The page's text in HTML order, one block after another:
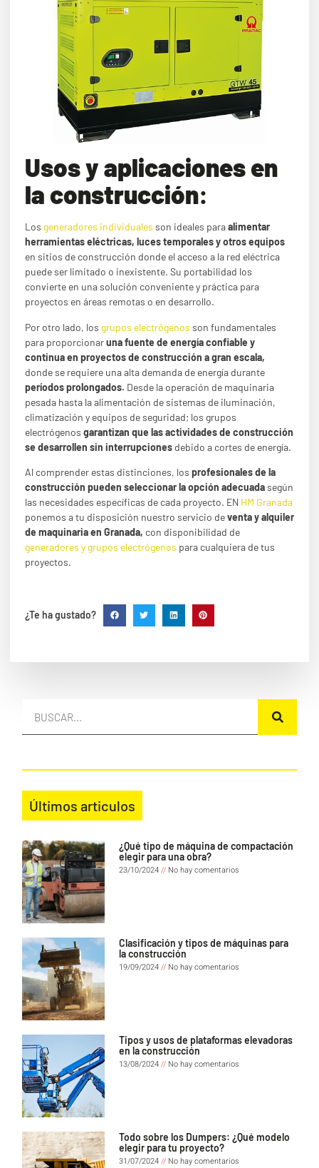
Usos y aplicaciones en
la construcción:
Los generadores individuales son ideales paraalimentar
herramientas eléctricas, luces temporales y otros equipos
en sitios de construcción donde el acceso a la red eléctrica
puede ser limitado o inexistente. Su portabilidad los
convierte en una solución conveniente y práctica para
proyectos en áreas remotas o en desarrollo.
Por otro lado, los grupos electrógenos son fundamentales
para proporcionaruna fuente de energía confiable y
continua en proyectos de construcción a gran escala,
donde se requiere una alta demanda de energía durante
períodos prolongados. Desde la operación de maquinaria
pesada hasta la alimentación de sistemas de iluminación,
climatización y equipos de seguridad; los grupos
electrógenos garantizan que las actividades de construcción
se desarrollen sin interrupciones debido a cortes de energía.
Al comprender estas distinciones, los profesionales de la
construcción pueden seleccionar la opción adecuadasegún
las necesidades específicas de cada proyecto. EN HM Granada
ponemos a tu disposición nuestro servicio deventa y alquiler
de maquinaria en Granada, con disponibilidad de
generadores y grupos electrógenos para cualquiera de tus
proyectos.
¿Te ha gustado?
Últimos articulos
¿Qué tipo de máquina de compactación
elegir para una obra?
23/10/2024 No hay comentarios
Clasificación y tipos de máquinas para
la construcción
19/09/2024 No hay comentarios
Tipos y usos de plataformas elevadoras
en la construcción
13/08/2024 No hay comentarios
Todo sobre los Dumpers: ¿Qué modelo
elegir para tu proyecto?
31/07/2024 No hay comentarios